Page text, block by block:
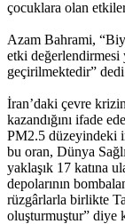
çocuklara olan
Azam Bahrami,
etki değerlendirmesi
geçirilmektedir”
İran’daki çevre
kazandığını ifade
PM2.5 düzeyindeki
bu oran, Dünya
yaklaşık 17 katına
depolarının
rüzgârlarla birlikte
oluşturmuştur” diye